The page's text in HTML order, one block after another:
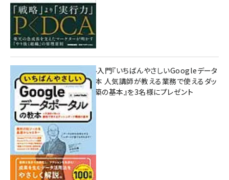
無料BIツール入門『いちばんやさしいGoogleデータ
ポータルの教本 人気講師が教える業務で使えるダッ
シュボード構築の基本』を3名様にプレゼント
7月31日 10:00